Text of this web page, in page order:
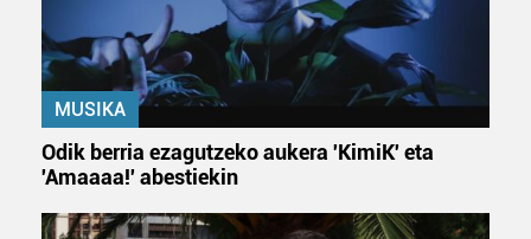
MUSIKA
Odik berria ezagutzeko aukera 'KimiK' eta
'Amaaaa!' abestiekin